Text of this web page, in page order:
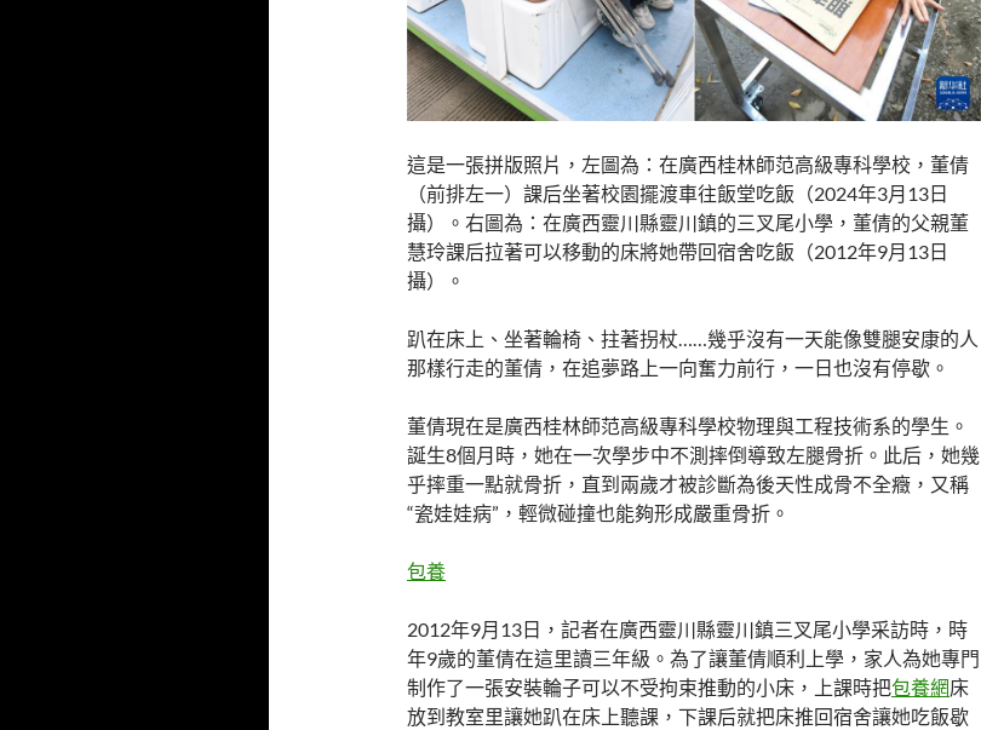
這是一張拼版照片，左圖為：在廣西桂林師范高級專科學校，董倩
（前排左一）課后坐著校園擺渡車往飯堂吃飯（2024年3月13日
攝）。右圖為：在廣西靈川縣靈川鎮的三叉尾小學，董倩的父親董
慧玲課后拉著可以移動的床將她帶回宿舍吃飯（2012年9月13日
攝）。
趴在床上、坐著輪椅、拄著拐杖……幾乎沒有一天能像雙腿安康的人
那樣行走的董倩，在追夢路上一向奮力前行，一日也沒有停歇。
董倩現在是廣西桂林師范高級專科學校物理與工程技術系的學生。
誕生8個月時，她在一次學步中不測摔倒導致左腿骨折。此后，她幾
乎摔重一點就骨折，直到兩歲才被診斷為後天性成骨不全癥，又稱
“瓷娃娃病”，輕微碰撞也能夠形成嚴重骨折。
包養
2012年9月13日，記者在廣西靈川縣靈川鎮三叉尾小學采訪時，時
年9歲的董倩在這里讀三年級。為了讓董倩順利上學，家人為她專門
制作了一張安裝輪子可以不受拘束推動的小床，上課時把包養網床
放到教室里讓她趴在床上聽課，下課后就把床推回宿舍讓她吃飯歇